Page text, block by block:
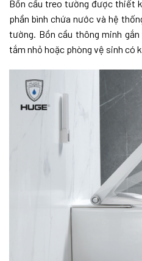
Bồn cầu treo tường được thiết
phần bình chứa nước và hệ
tường. Bồn cầu thông minh
tắm nhỏ hoặc phòng vệ sinh có